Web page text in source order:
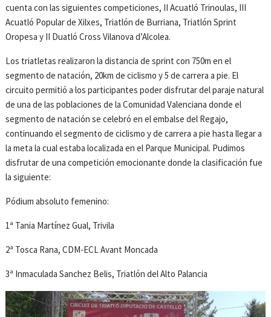
cuenta con las siguientes competiciones, II Acuatló Trinoulas, III
Acuatló Popular de Xilxes, Triatlón de Burriana, Triatlón Sprint
Oropesa y II Duatló Cross Vilanova d’Alcolea.
Los triatletas realizaron la distancia de sprint con 750m en el
segmento de natación, 20km de ciclismo y 5 de carrera a pie. El
circuito permitió a los participantes poder disfrutar del paraje natural
de una de las poblaciones de la Comunidad Valenciana donde el
segmento de natación se celebró en el embalse del Regajo,
continuando el segmento de ciclismo y de carrera a pie hasta llegar a
la meta la cual estaba localizada en el Parque Municipal. Pudimos
disfrutar de una competición emocionante donde la clasificación fue
la siguiente:
Pódium absoluto femenino:
1ª Tania Martínez Gual, Trivila
2ª Tosca Rana, CDM-ECL Avant Moncada
3ª Inmaculada Sanchez Belis, Triatlón del Alto Palancia